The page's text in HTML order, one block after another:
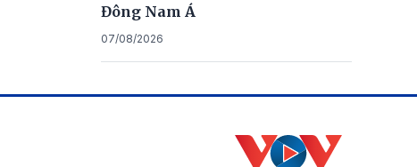
Đông Nam Á
07/08/2026